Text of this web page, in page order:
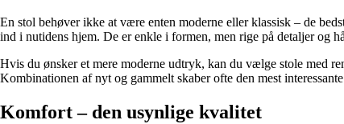
En stol behøver ikke at være enten moderne eller klassisk – de
ind i nutidens hjem. De er enkle i formen, men rige på detaljer og
Hvis du ønsker et mere moderne udtryk, kan du vælge stole med
Kombinationen af nyt og gammelt skaber ofte den mest
Komfort – den usynlige kvalitet